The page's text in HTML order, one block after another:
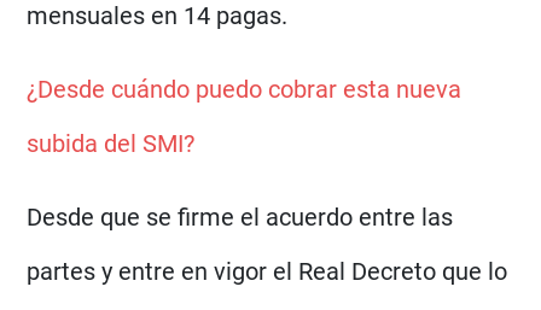
mensuales en 14 pagas.
¿Desde cuándo puedo cobrar esta nueva
subida del SMI?
Desde que se firme el acuerdo entre las
partes y entre en vigor el Real Decreto que lo